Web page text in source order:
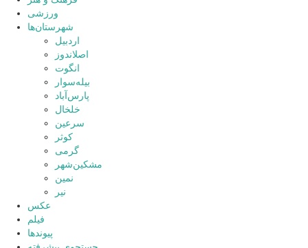
ورزشی
شهرستان‌ها
اردبیل
اصلاندوز
انگوت
بیله‌سوار
پارس‌آباد
خلخال
سرعین
کوثر
گرمی
مشکین‌شهر
نمین
نیر
عکس
فیلم
پیوندها